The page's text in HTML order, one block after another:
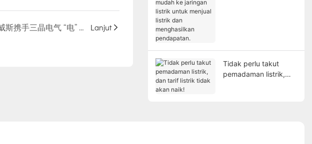
300MW 战略合作启幕：康威斯携手三晶电气 “电” 亮新篇 Lanjut
Tidak perlu takut
pemadaman listrik,